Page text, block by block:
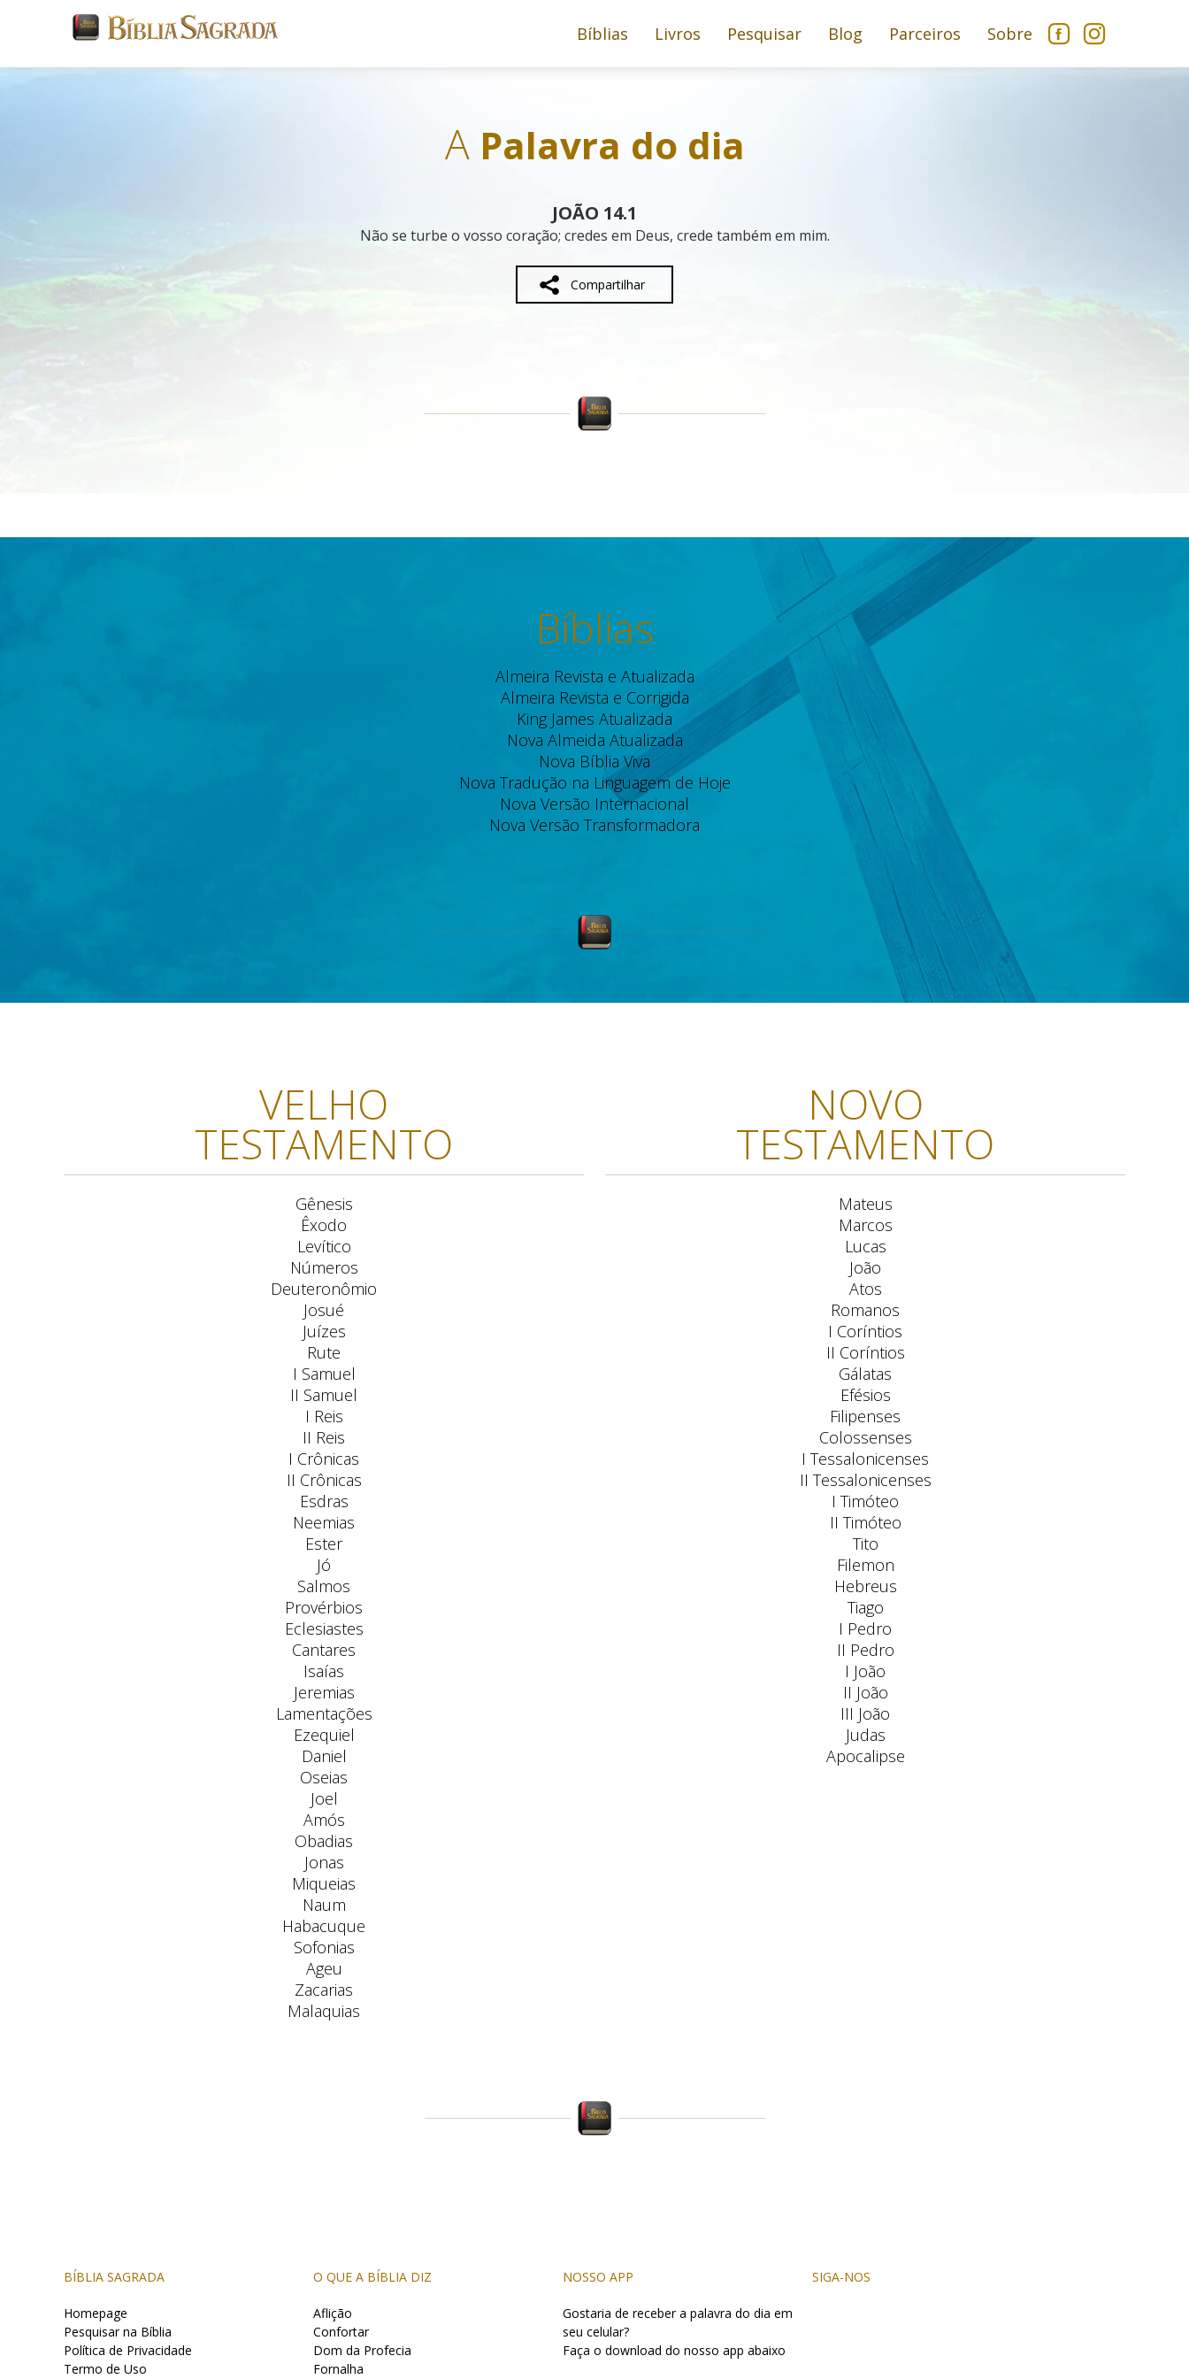
Bíblias Livros Pesquisar Blog Parceiros Sobre
APalavra do dia
JOÃO 14.1
Não se turbe o vosso coração; credes em Deus, crede também em mim.
Compartilhar
Bíblias
Almeira Revista e Atualizada
Almeira Revista e Corrigida
King James Atualizada
Nova Almeida Atualizada
Nova Bíblia Viva
Nova Tradução na Linguagem de Hoje
Nova Versão Internacional
Nova Versão Transformadora
VELHO
TESTAMENTO
Gênesis
Êxodo
Levítico
Números
Deuteronômio
Josué
Juízes
Rute
I Samuel
II Samuel
I Reis
II Reis
I Crônicas
II Crônicas
Esdras
Neemias
Ester
Jó
Salmos
Provérbios
Eclesiastes
Cantares
Isaías
Jeremias
Lamentações
Ezequiel
Daniel
Oseias
Joel
Amós
Obadias
Jonas
Miqueias
Naum
Habacuque
Sofonias
Ageu
Zacarias
Malaquias
NOVO
TESTAMENTO
Mateus
Marcos
Lucas
João
Atos
Romanos
I Coríntios
II Coríntios
Gálatas
Efésios
Filipenses
Colossenses
I Tessalonicenses
II Tessalonicenses
I Timóteo
II Timóteo
Tito
Filemon
Hebreus
Tiago
I Pedro
II Pedro
I João
II João
III João
Judas
Apocalipse
BÍBLIA SAGRADA
Homepage
Pesquisar na Bíblia
Política de Privacidade
Termo de Uso
O QUE A BÍBLIA DIZ
Aflição
Confortar
Dom da Profecia
Fornalha
NOSSO APP
Gostaria de receber a palavra do dia em
seu celular?
Faça o download do nosso app abaixo
SIGA-NOS